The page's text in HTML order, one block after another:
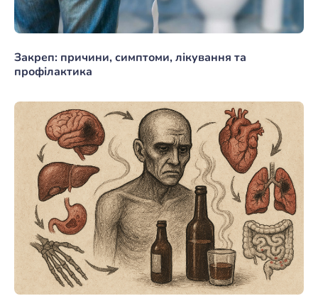
Закреп: причини, симптоми, лікування та
профілактика